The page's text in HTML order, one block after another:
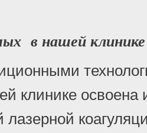
в нашей
клинике освоена
лазерной